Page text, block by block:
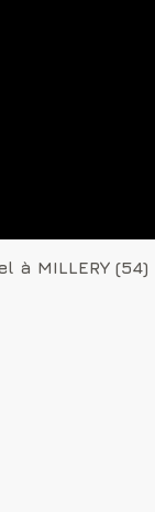
MILLERY (54)